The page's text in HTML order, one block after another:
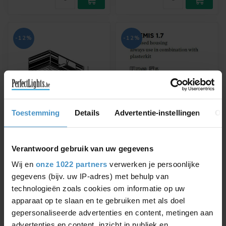
Toestemming Details Advertentie-instellingen
Verantwoord gebruik van uw gegevens
Wij en onze 1022 partners verwerken je persoonlijke
gegevens (bijv. uw IP-adres) met behulp van
technologieën zoals cookies om informatie op uw
apparaat op te slaan en te gebruiken met als doel
gepersonaliseerde advertenties en content, metingen aan
-12%
WEVER & DUCRÉ
PLAASTERKIT ALU
TRIMLESS ALUMINIUM
90017121
€54,09 €47,60
-12%
WEVER & DUCRÉ
INBOUWHUIS
Voor gebruik in combinatie
met Themis 1.7
wandarmatuur
€61,71 €54,30